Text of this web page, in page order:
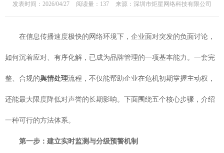
发表时间：2026/04/27 阅读量：137 来源：深圳市炬星网络科技有限公司
在信息传播速度极快的网络环境下，企业面对突发的负面讨论，
如何沉着应对、有序化解，已成为品牌管理的一项基本能力。一套完
整、合规的舆情处理流程，不仅能帮助企业在危机初期掌握主动权，
还能最大限度降低对声誉的长期影响。下面围绕五个核心步骤，介绍
一种可行的方法体系。
第一步：建立实时监测与分级预警机制